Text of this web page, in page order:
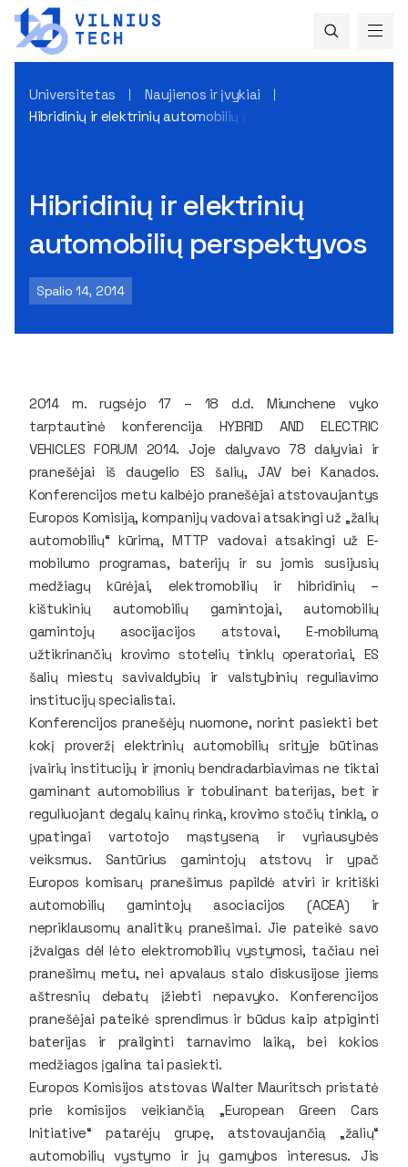
Universitetas
Naujienos ir įvykiai
Hibridinių ir elektrinių automobilių perspektyvos
Hibridinių ir elektrinių
automobilių perspektyvos
Spalio 14, 2014
2014 m. rugsėjo 17 – 18 d.d. Miunchene vyko
tarptautinė konferencija HYBRID AND ELECTRIC
VEHICLES FORUM 2014. Joje dalyvavo 78 dalyviai ir
pranešėjai iš daugelio ES šalių, JAV bei Kanados.
Konferencijos metu kalbėjo pranešėjai atstovaujantys
Europos Komisiją, kompanijų vadovai atsakingi už „žalių
automobilių“ kūrimą, MTTP vadovai atsakingi už E-
mobilumo programas, baterijų ir su jomis susijusių
medžiagų kūrėjai, elektromobilių ir hibridinių –
kištukinių automobilių gamintojai, automobilių
gamintojų asocijacijos atstovai, E-mobilumą
užtikrinančių krovimo stotelių tinklų operatoriai, ES
šalių miestų savivaldybių ir valstybinių reguliavimo
institucijų specialistai.
Konferencijos pranešėjų nuomone, norint pasiekti bet
kokį proveržį elektrinių automobilių srityje būtinas
įvairių institucijų ir įmonių bendradarbiavimas ne tiktai
gaminant automobilius ir tobulinant baterijas, bet ir
reguliuojant degalų kainų rinką, krovimo stočių tinklą, o
ypatingai vartotojo mąstyseną ir vyriausybės
veiksmus. Santūrius gamintojų atstovų ir ypač
Europos komisarų pranešimus papildė atviri ir kritiški
automobilių gamintojų asociacijos (ACEA) ir
nepriklausomų analitikų pranešimai. Jie pateikė savo
įžvalgas dėl lėto elektromobilių vystymosi, tačiau nei
pranešimų metu, nei apvalaus stalo diskusijose jiems
aštresnių debatų įžiebti nepavyko. Konferencijos
pranešėjai pateikė sprendimus ir būdus kaip atpiginti
baterijas ir prailginti tarnavimo laiką, bei kokios
medžiagos įgalina tai pasiekti.
Europos Komisijos atstovas Walter Mauritsch pristatė
prie komisijos veikiančią „European Green Cars
Initiative“ patarėjų grupę, atstovaujančią „žalių“
automobilių vystymo ir jų gamybos interesus. Jis